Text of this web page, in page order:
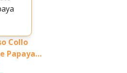
Collo
Papaya